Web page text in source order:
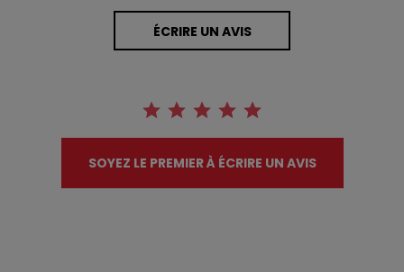
ÉCRIRE UN AVIS
SOYEZ LE PREMIER À ÉCRIRE UN AVIS